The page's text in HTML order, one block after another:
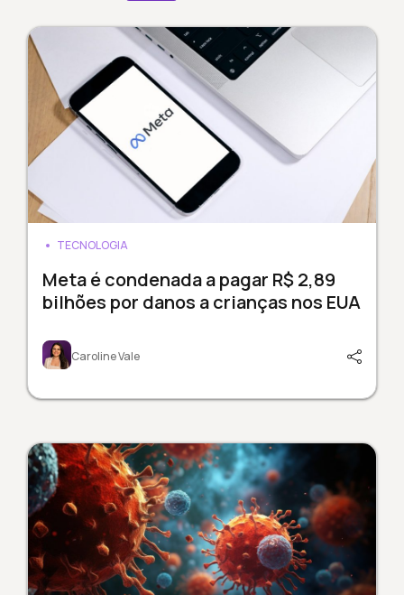
TECNOLOGIA
Meta é condenada a pagar R$ 2,89
bilhões por danos a crianças nos EUA
Caroline Vale